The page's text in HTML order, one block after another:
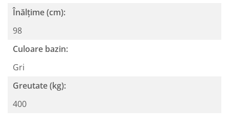
Înălțime (cm):
98
Culoare bazin:
Gri
Greutate (kg):
400